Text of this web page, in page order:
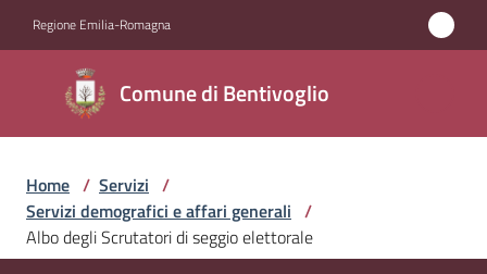
Regione Emilia-Romagna
Comune di Bentivoglio
Comune di
Bentivoglio
Amministrazione
Novità
Home / Servizi /
Servizi demografici e affari generali /
Albo degli Scrutatori di seggio elettorale